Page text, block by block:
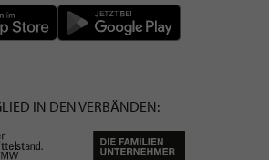
IN DEN VERBÄNDEN: